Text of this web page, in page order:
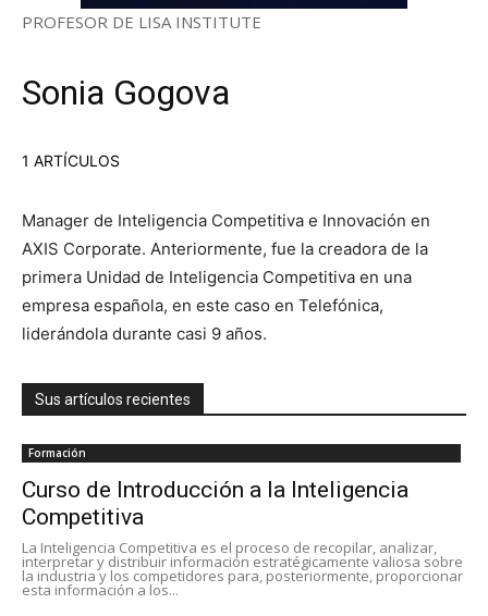
PROFESOR DE LISA INSTITUTE
Sonia Gogova
1 ARTÍCULOS
Manager de Inteligencia Competitiva e Innovación en
AXIS Corporate. Anteriormente, fue la creadora de la
primera Unidad de Inteligencia Competitiva en una
empresa española, en este caso en Telefónica,
liderándola durante casi 9 años.
Sus artículos recientes
Formación
Curso de Introducción a la Inteligencia
Competitiva
La Inteligencia Competitiva es el proceso de recopilar, analizar,
interpretar y distribuir información estratégicamente valiosa sobre
la industria y los competidores para, posteriormente, proporcionar
esta información a los...